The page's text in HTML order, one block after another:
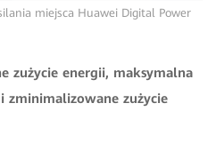
miejsca Huawei Digital Power
zużycie energii, maksymalna
zminimalizowane zużycie